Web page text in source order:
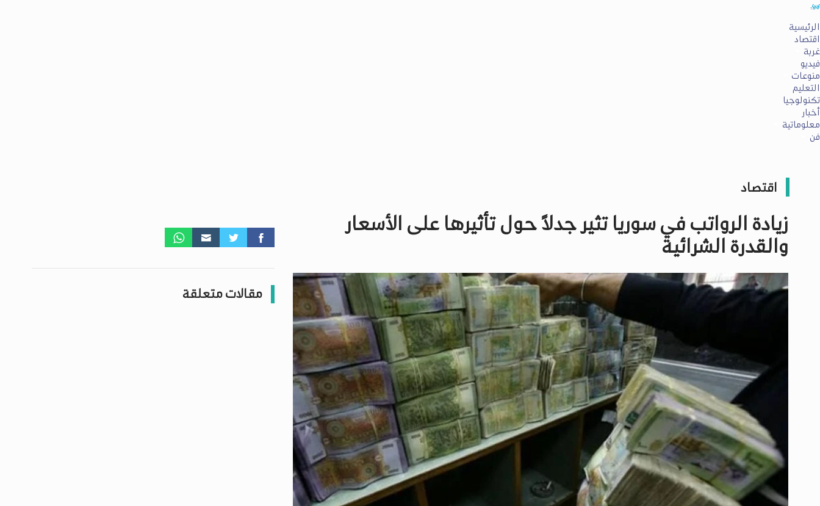
الرئيسية
اقتصاد
غربة
فيديو
منوعات
التعليم
تكنولوجيا
أخبار
معلوماتية
فن
اقتصاد
زيادة الرواتب في سوريا تثير جدلاً حول تأثيرها على الأسعار
والقدرة الشرائية
مقالات متعلقة